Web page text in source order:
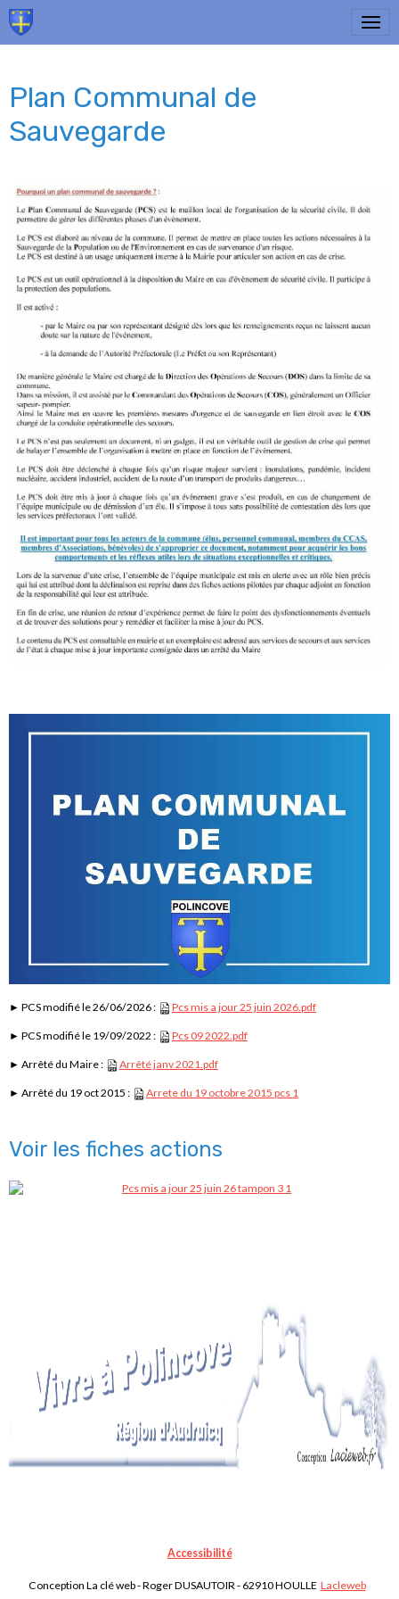
Plan Communal de
Sauvegarde
► PCS modifié le 26/06/2026 : Pcs mis a jour 25 juin 2026.pdf
► PCS modifié le 19/09/2022 : Pcs 09 2022.pdf
► Arrêté du Maire : Arrêté janv 2021.pdf
► Arrêté du 19 oct 2015 : Arrete du 19 octobre 2015 pcs 1
Voir les fiches actions
Accessibilité
Conception La clé web - Roger DUSAUTOIR - 62910 HOULLE Lacleweb